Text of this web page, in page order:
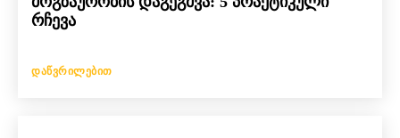
რჩევა
ᲓᲐᲬᲕᲠᲘᲚᲔᲑᲘᲗ